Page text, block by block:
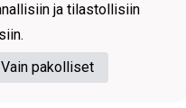
ja tilastollisiin
Vain pakolliset